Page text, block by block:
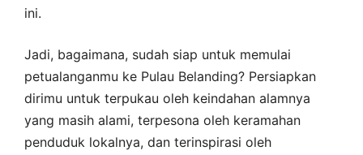
ini.
Jadi, bagaimana, sudah siap untuk memulai
petualanganmu ke Pulau Belanding? Persiapkan
dirimu untuk terpukau oleh keindahan alamnya
yang masih alami, terpesona oleh keramahan
penduduk lokalnya, dan terinspirasi oleh